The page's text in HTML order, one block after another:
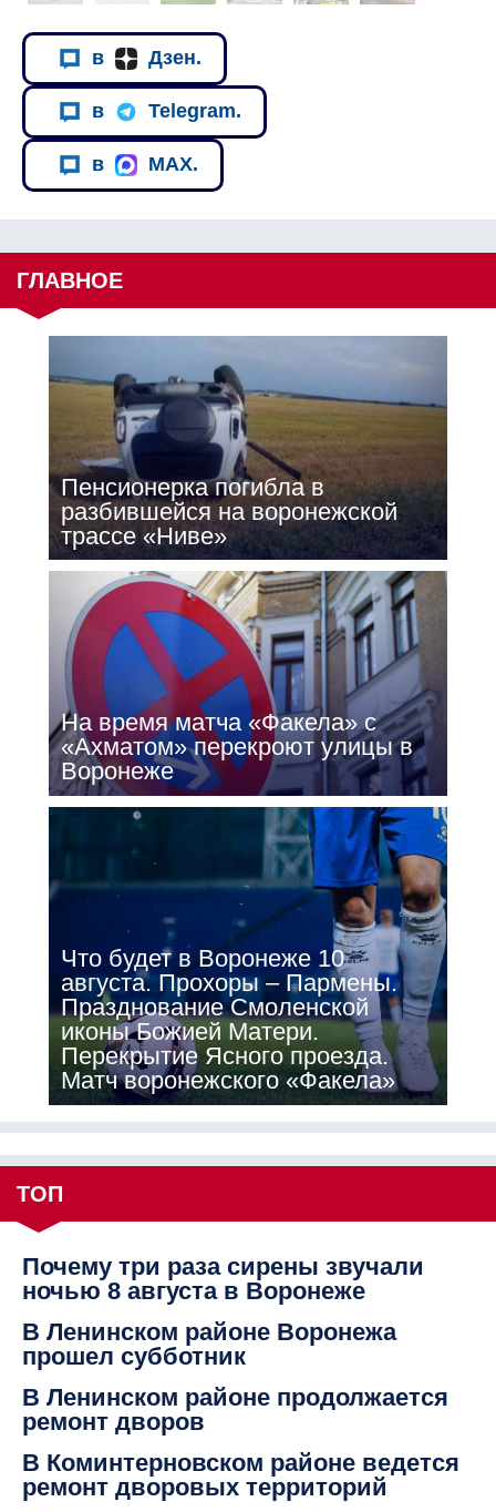
в Дзен.
в Telegram.
в MAX.
ГЛАВНОЕ
Пенсионерка погибла в
разбившейся на воронежской
трассе «Ниве»
На время матча «Факела» с
«Ахматом» перекроют улицы в
Воронеже
Что будет в Воронеже 10
августа. Прохоры – Пармены.
Празднование Смоленской
иконы Божией Матери.
Перекрытие Ясного проезда.
Матч воронежского «Факела»
ТОП
Почему три раза сирены звучали
ночью 8 августа в Воронеже
В Ленинском районе Воронежа
прошел субботник
В Ленинском районе продолжается
ремонт дворов
В Коминтерновском районе ведется
ремонт дворовых территорий